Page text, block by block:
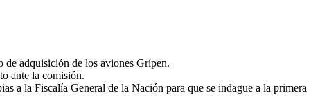
de adquisición de los aviones Gripen.
ante la comisión.
a la Fiscalía General de la Nación para que se indague a la primera